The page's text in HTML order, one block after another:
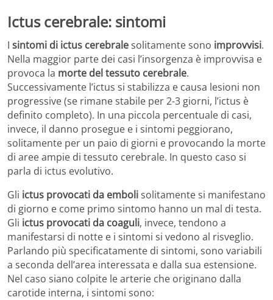
Ictus cerebrale: sintomi
I sintomi di ictus cerebralesolitamente sono improvvisi.
Nella maggior parte dei casi l’insorgenza è improvvisa e
provoca la morte del tessuto cerebrale.
Successivamente l’ictus si stabilizza e causa lesioni non
progressive (se rimane stabile per 2-3 giorni, l’ictus è
definito completo). In una piccola percentuale di casi,
invece, il danno prosegue e i sintomi peggiorano,
solitamente per un paio di giorni e provocando la morte
di aree ampie di tessuto cerebrale. In questo caso si
parla di ictus evolutivo.
Gli ictus provocati da embolisolitamente si manifestano
di giorno e come primo sintomo hanno un mal di testa.
Gli ictus provocati da coaguli, invece, tendono a
manifestarsi di notte e i sintomi si vedono al risveglio.
Parlando più specificatamente di sintomi, sono variabili
a seconda dell’area interessata e dalla sua estensione.
Nel caso siano colpite le arterie che originano dalla
carotide interna, i sintomi sono: